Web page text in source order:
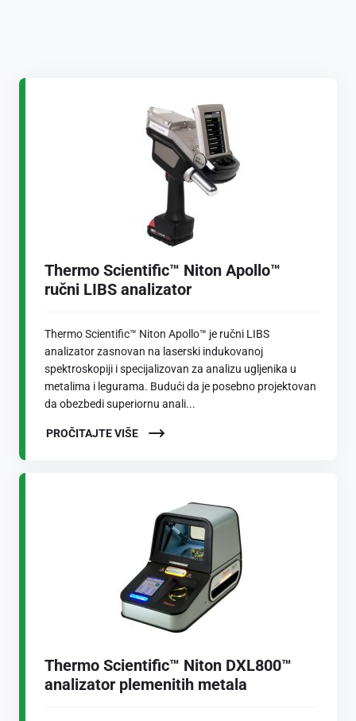
Thermo Scientific™ Niton Apollo™
ručni LIBS analizator
Thermo Scientific™ Niton Apollo™ je ručni LIBS
analizator zasnovan na laserski indukovanoj
spektroskopiji i specijalizovan za analizu ugljenika u
metalima i legurama. Budući da je posebno projektovan
da obezbedi superiornu anali...
PROČITAJTE VIŠE
Thermo Scientific™ Niton DXL800™
analizator plemenitih metala